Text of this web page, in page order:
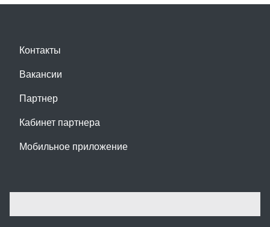
Контакты
Вакансии
Партнер
Кабинет партнера
Мобильное приложение